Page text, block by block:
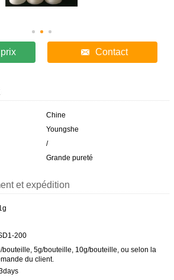
Contact
Chine
Youngshe
/
Grande pureté
et expédition
200
bouteille, 5g/bouteille, 10g/bouteille, ou selon la
du client.